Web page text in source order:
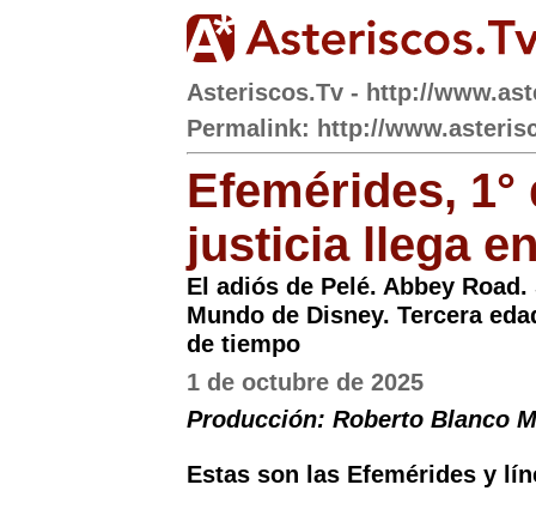
Asteriscos.Tv - http://
Permalink: http://
Efemérides,
justicia llega
El adiós de Pelé. Abbey
Mundo de Disney. Tercera
de tiempo
1 de octubre de 2025
Producción: Roberto Blanco
Estas son las Efemérides y